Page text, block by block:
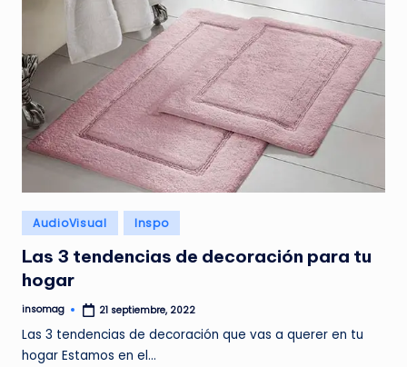
Publicado
en
AudioVisual Inspo
Las 3 tendencias de decoración para tu
hogar
Publicado
insomag 21 septiembre, 2022
Las 3 tendencias de decoración que vas a querer en tu
hogar Estamos en el…